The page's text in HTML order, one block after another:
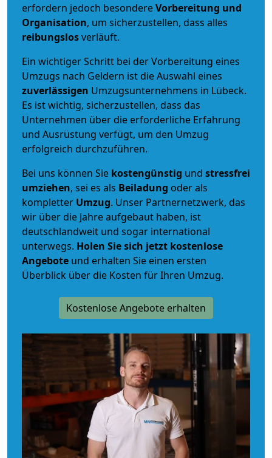
erfordern jedoch besondereVorbereitung und
Organisation, um sicherzustellen, dass alles
reibungslosverläuft.
Ein wichtiger Schritt bei der Vorbereitung eines
Umzugs nach Geldern ist die Auswahl eines
zuverlässigen Umzugsunternehmens in Lübeck.
Es ist wichtig, sicherzustellen, dass das
Unternehmen über die erforderliche Erfahrung
und Ausrüstung verfügt, um den Umzug
erfolgreich durchzuführen.
Bei uns können Sie kostengünstig und stressfrei
umziehen, sei es als Beiladung oder als
kompletter Umzug. Unser Partnernetzwerk, das
wir über die Jahre aufgebaut haben, ist
deutschlandweit und sogar international
unterwegs. Holen Sie sich jetzt kostenlose
Angebote und erhalten Sie einen ersten
Überblick über die Kosten für Ihren Umzug.
Kostenlose Angebote erhalten